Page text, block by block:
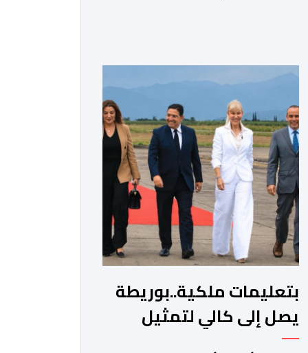
العدالة والتنمية، عبد الإله بنكيران، على
خلفية اتهامات سبق أن وجهها هذا
الأخير إلى حزب ” البام ” وربطه بملف
المخدرات.المنصوري أكدت أن بنكيران ” ما
غير اليوم […]
بتعليمات ملكية..بوريطة
يصل إلى كالي لتمثيل
جلالة الملك في حفل